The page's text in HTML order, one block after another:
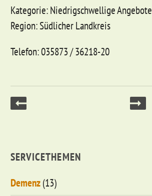
Kategorie: Niedrigschwellige Angebote
Region: Südlicher Landkreis
Telefon: 035873 / 36218-20
SERVICETHEMEN
Demenz(13)